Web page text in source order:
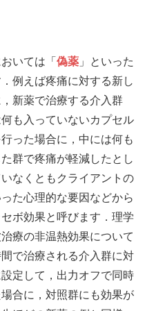
いては「 偽薬 」といった
例えば疼痛に対する新し
新薬で治療する介入群
も入っていないカプセル
った場合に，中には何も
群で疼痛が軽減したとし
なくともクライアントの
た心理的な要因などから
ボ効果と呼びます．理学
療の非温熱効果について
で治療される介入群に対
定して，出力オフで同時
合に，対照群にも効果が